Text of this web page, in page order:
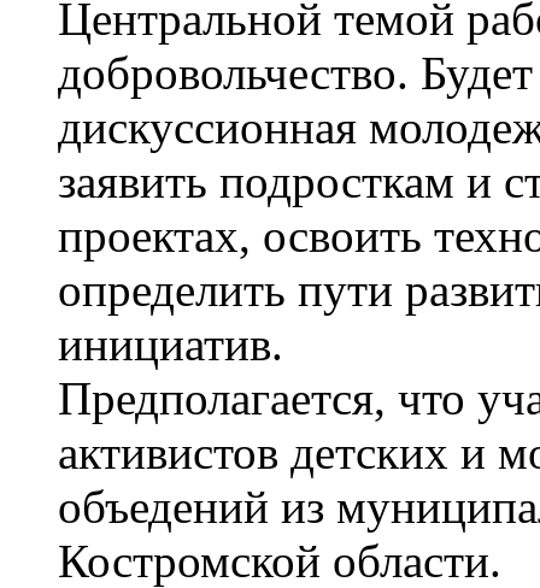
Центральной темой
добровольчество.
дискуссионная
заявить подросткам и
проектах, освоить
определить пути
инициатив.
Предполагается, что
активистов детских и
объедений из
Костромской области.